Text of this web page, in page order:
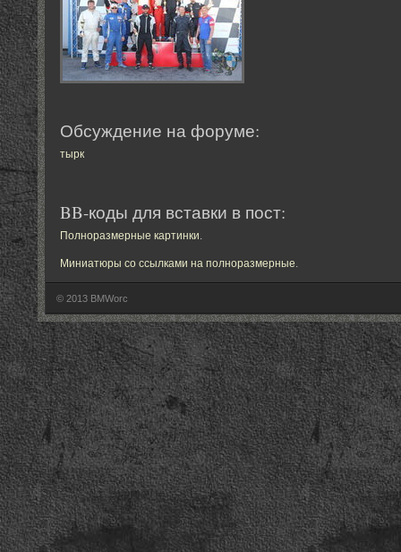
Обсуждение на форуме:
тырк
BB-коды для вставки в пост:
Полноразмерные картинки.
Миниатюры со ссылками на полноразмерные.
© 2013 BMWorc